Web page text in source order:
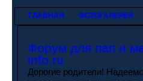
ГЛАВНАЯ ФОТОГАЛЕРЕЯ
Форум для пап и
info.ru
Дорогие родители!